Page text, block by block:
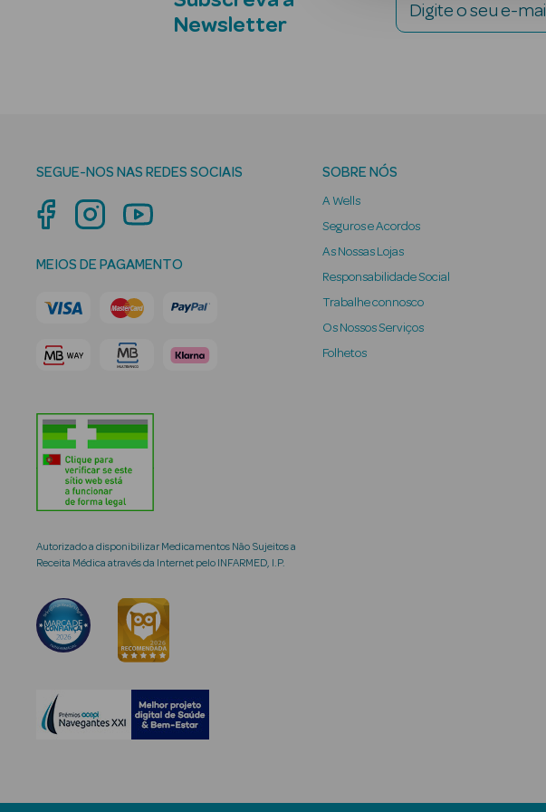
Newsletter
Digite o seu e-mail
SEGUE-NOS NAS REDES SOCIAIS
MEIOS DE PAGAMENTO
Autorizado a disponibilizar Medicamentos Não Sujeitos a
Receita Médica através da Internet pelo INFARMED, I.P.
SOBRE NÓS
A Wells
Seguros e Acordos
As Nossas Lojas
Responsabilidade Social
Trabalhe connosco
Os Nossos Serviços
Folhetos